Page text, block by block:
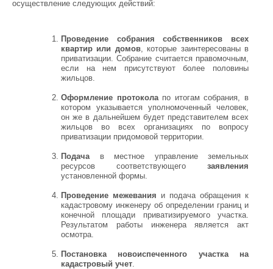
осуществление следующих действий:
Проведение собрания собственников всех
квартир или домов, которые заинтересованы в
приватизации. Собрание считается правомочным,
если на нем присутствуют более половины
жильцов.
Оформление протоколапо итогам собрания, в
котором указывается уполномоченный человек,
он же в дальнейшем будет представителем всех
жильцов во всех организациях по вопросу
приватизации придомовой территории.
Подачав местное управление земельных
ресурсов соответствующего заявления
установленной формы.
Проведение межевания и подача обращения к
кадастровому инженеру об определении границ и
конечной площади приватизируемого участка.
Результатом работы инженера является акт
осмотра.
Постановка новоиспеченного участка на
кадастровый учет.